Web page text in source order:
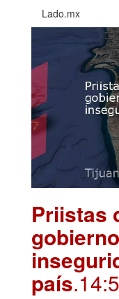
Lado.mx
Priistas
país